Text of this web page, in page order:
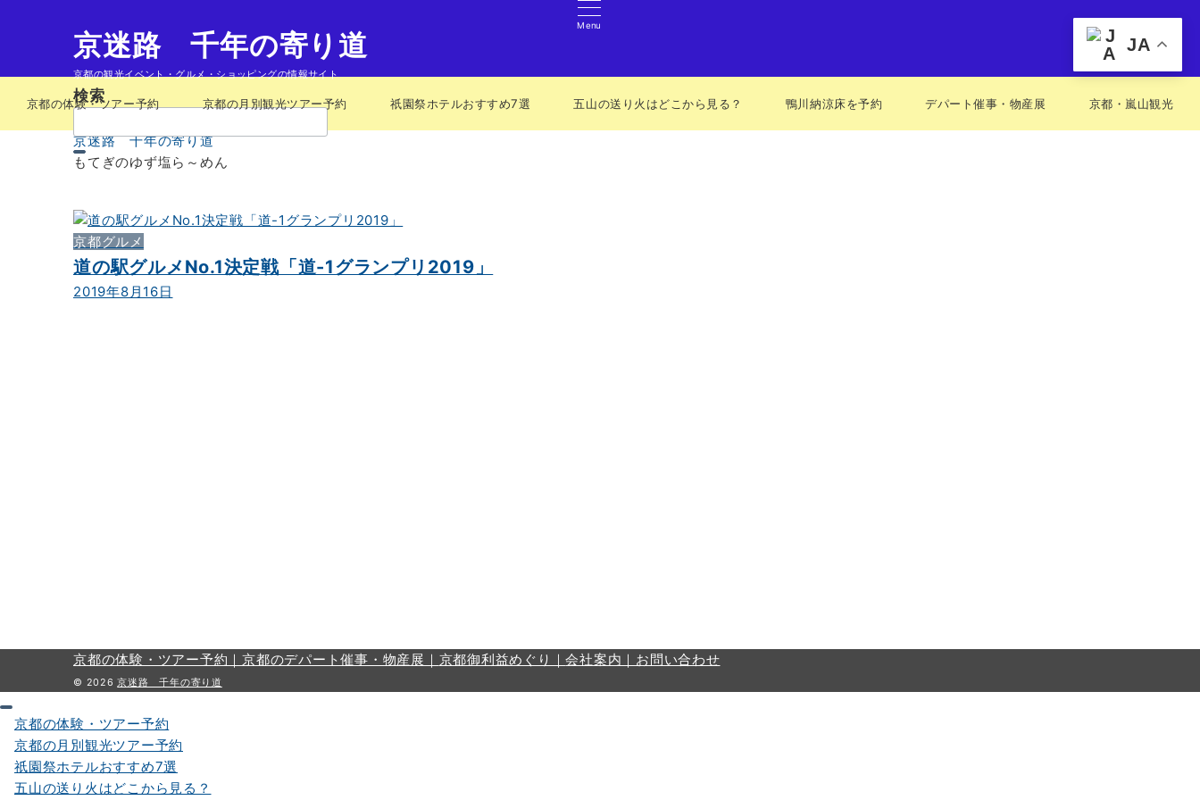
Menu
京迷路 千年の寄り道
京都の観光イベント・グルメ・ショッピングの情報サイト
検索
索：
京都の体験・ツアー予約 京都の月別観光ツアー予約 祇園祭ホテルおすすめ7選 五山の送り火はどこから見る？ 鴨川納涼床を予約 デパート催事・物産展 京都・嵐山観光
京迷路 千年の寄り道
もてぎのゆず塩ら～めん
京都グルメ
道の駅グルメNo.1決定戦「道-1グランプリ2019」
2019年8月16日
京都の体験・ツアー予約｜ 京都のデパート催事・物産展｜ 京都御利益めぐり｜会社案内｜ お問い合わせ
© 2026京迷路 千年の寄り道
京都の体験・ツアー予約
京都の月別観光ツアー予約
祇園祭ホテルおすすめ7選
五山の送り火はどこから見る？
JA